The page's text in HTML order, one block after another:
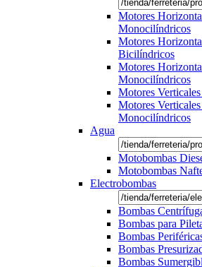
Motores
Monocilíndricos
Motores
Bicilíndricos
Motores
Monocilíndricos
Motores
Motores
Monocilíndricos
Agua
Motobombas
Motobombas
Electrobombas
Bombas
Bombas para
Bombas
Bombas
Bombas